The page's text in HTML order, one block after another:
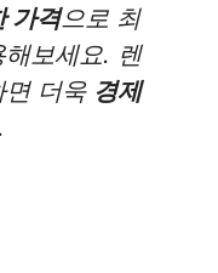
가격으로 최
보세요. 렌
면 더욱 경제